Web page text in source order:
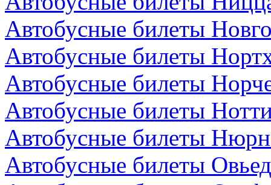
Автобусные билеты
Автобусные билеты
Автобусные билеты
Автобусные билеты
Автобусные билеты
Автобусные билеты